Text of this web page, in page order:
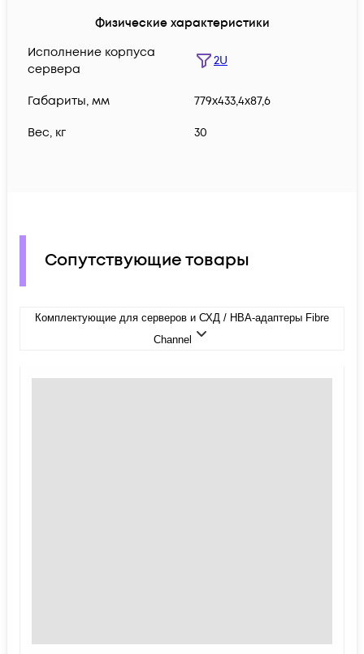
Физические характеристики
Исполнение корпуса
сервера
2U
Габариты, мм 779х433,4х87,6
Вес, кг 30
Сопутствующие товары
Комплектующие для серверов и СХД / HBA-адаптеры Fibre
Channel